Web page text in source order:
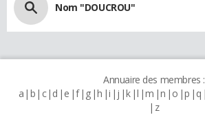
Nom "DOUCROU"
Annuaire des membres :
a b c d e f g h i j k l m n o p q
z